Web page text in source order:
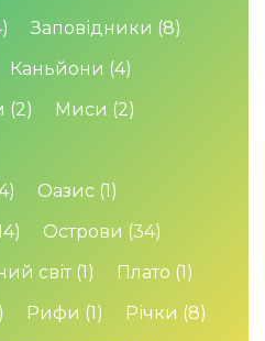
Заповідники (8)
Каньйони (4)
(2) Миси (2)
Оазис (1)
Острови (34)
світ (1) Плато (1)
Рифи (1) Річки (8)